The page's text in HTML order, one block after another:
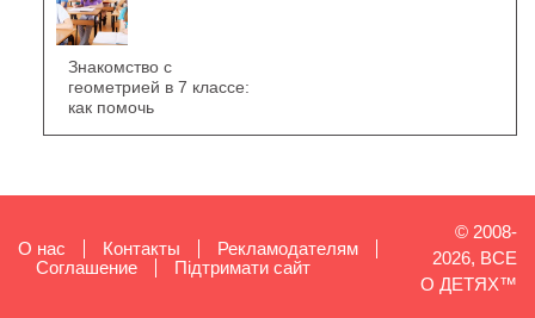
Знакомство с
геометрией в 7 классе:
как помочь
О нас Контакты
Рекламодателям
Cоглашение
Підтримати сайт
© 2008-
2026, ВСЕ
О ДЕТЯХ™